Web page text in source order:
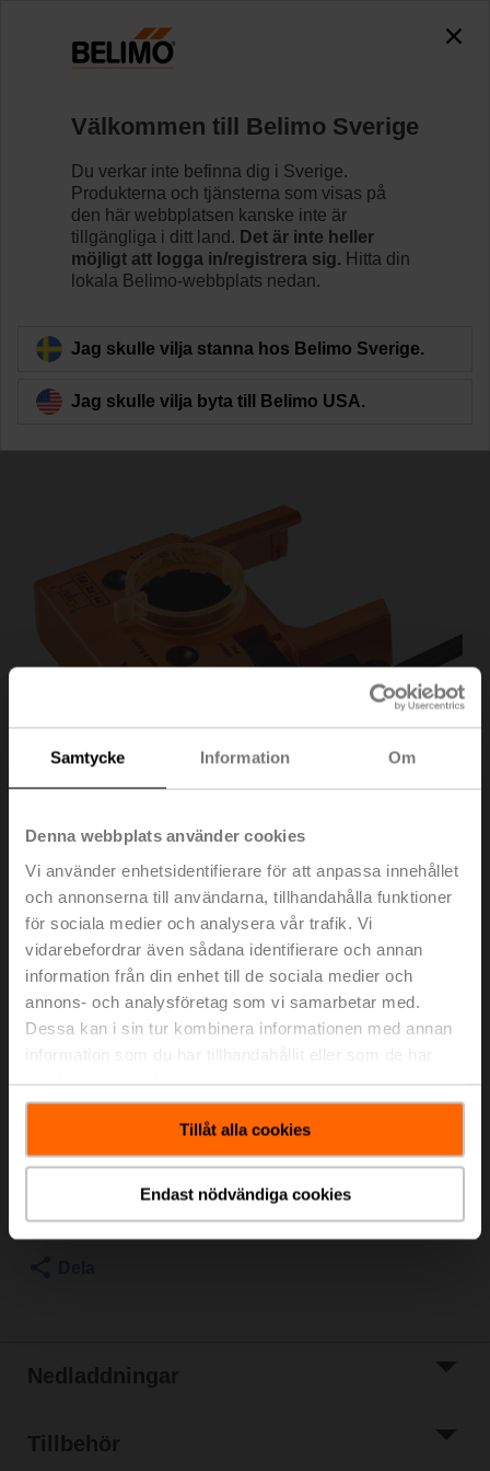
Samtycke Information Om
Denna webbplats använder cookies
Vi använder enhetsidentifierare för att anpassa innehållet
och annonserna till användarna, tillhandahålla funktioner
för sociala medier och analysera vår trafik. Vi
vidarebefordrar även sådana identifierare och annan
information från din enhet till de sociala medier och
annons- och analysföretag som vi samarbetar med.
Dessa kan i sin tur kombinera informationen med annan
Tillåt alla cookies
Endast nödvändiga cookies
accessing the absolute URL
"https://www.belimo.com/se/sv_SE/~mgnlArea=outdated~".
https://www.belimo.com/se/sv_SE/~mgnlArea=outdated~
Spjällställdon Tillbehör
P1000A
Tillbaka till produktkategori
P1000A
Återföringspotentiometer 1 kΩ tillägg
Rekommendation: kabeldragning som
spänningsdelare. Observera informationen i
kundvagn
projektlistan
Nedladdningar
Tillbehör
Välkommen till Belimo Sverige
Du verkar inte befinna dig i Sverige.
Produkterna och tjänsterna som visas på
den här webbplatsen kanske inte är
tillgängliga i ditt land. Det är inte heller
möjligt att logga in/registrera sig. Hitta din
lokala Belimo-webbplats nedan.
Jag skulle vilja stanna hos Belimo Sverige.
Jag skulle vilja byta till Belimo USA.